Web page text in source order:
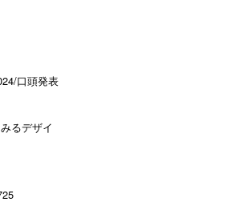
口頭発表
るデザイ
理形成